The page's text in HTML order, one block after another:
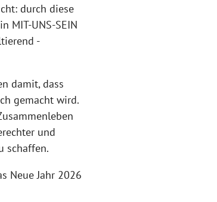
durch diese
MIT-UNS-SEIN
-
damit, dass
gemacht wird.
und
schaffen.
Neue Jahr 2026